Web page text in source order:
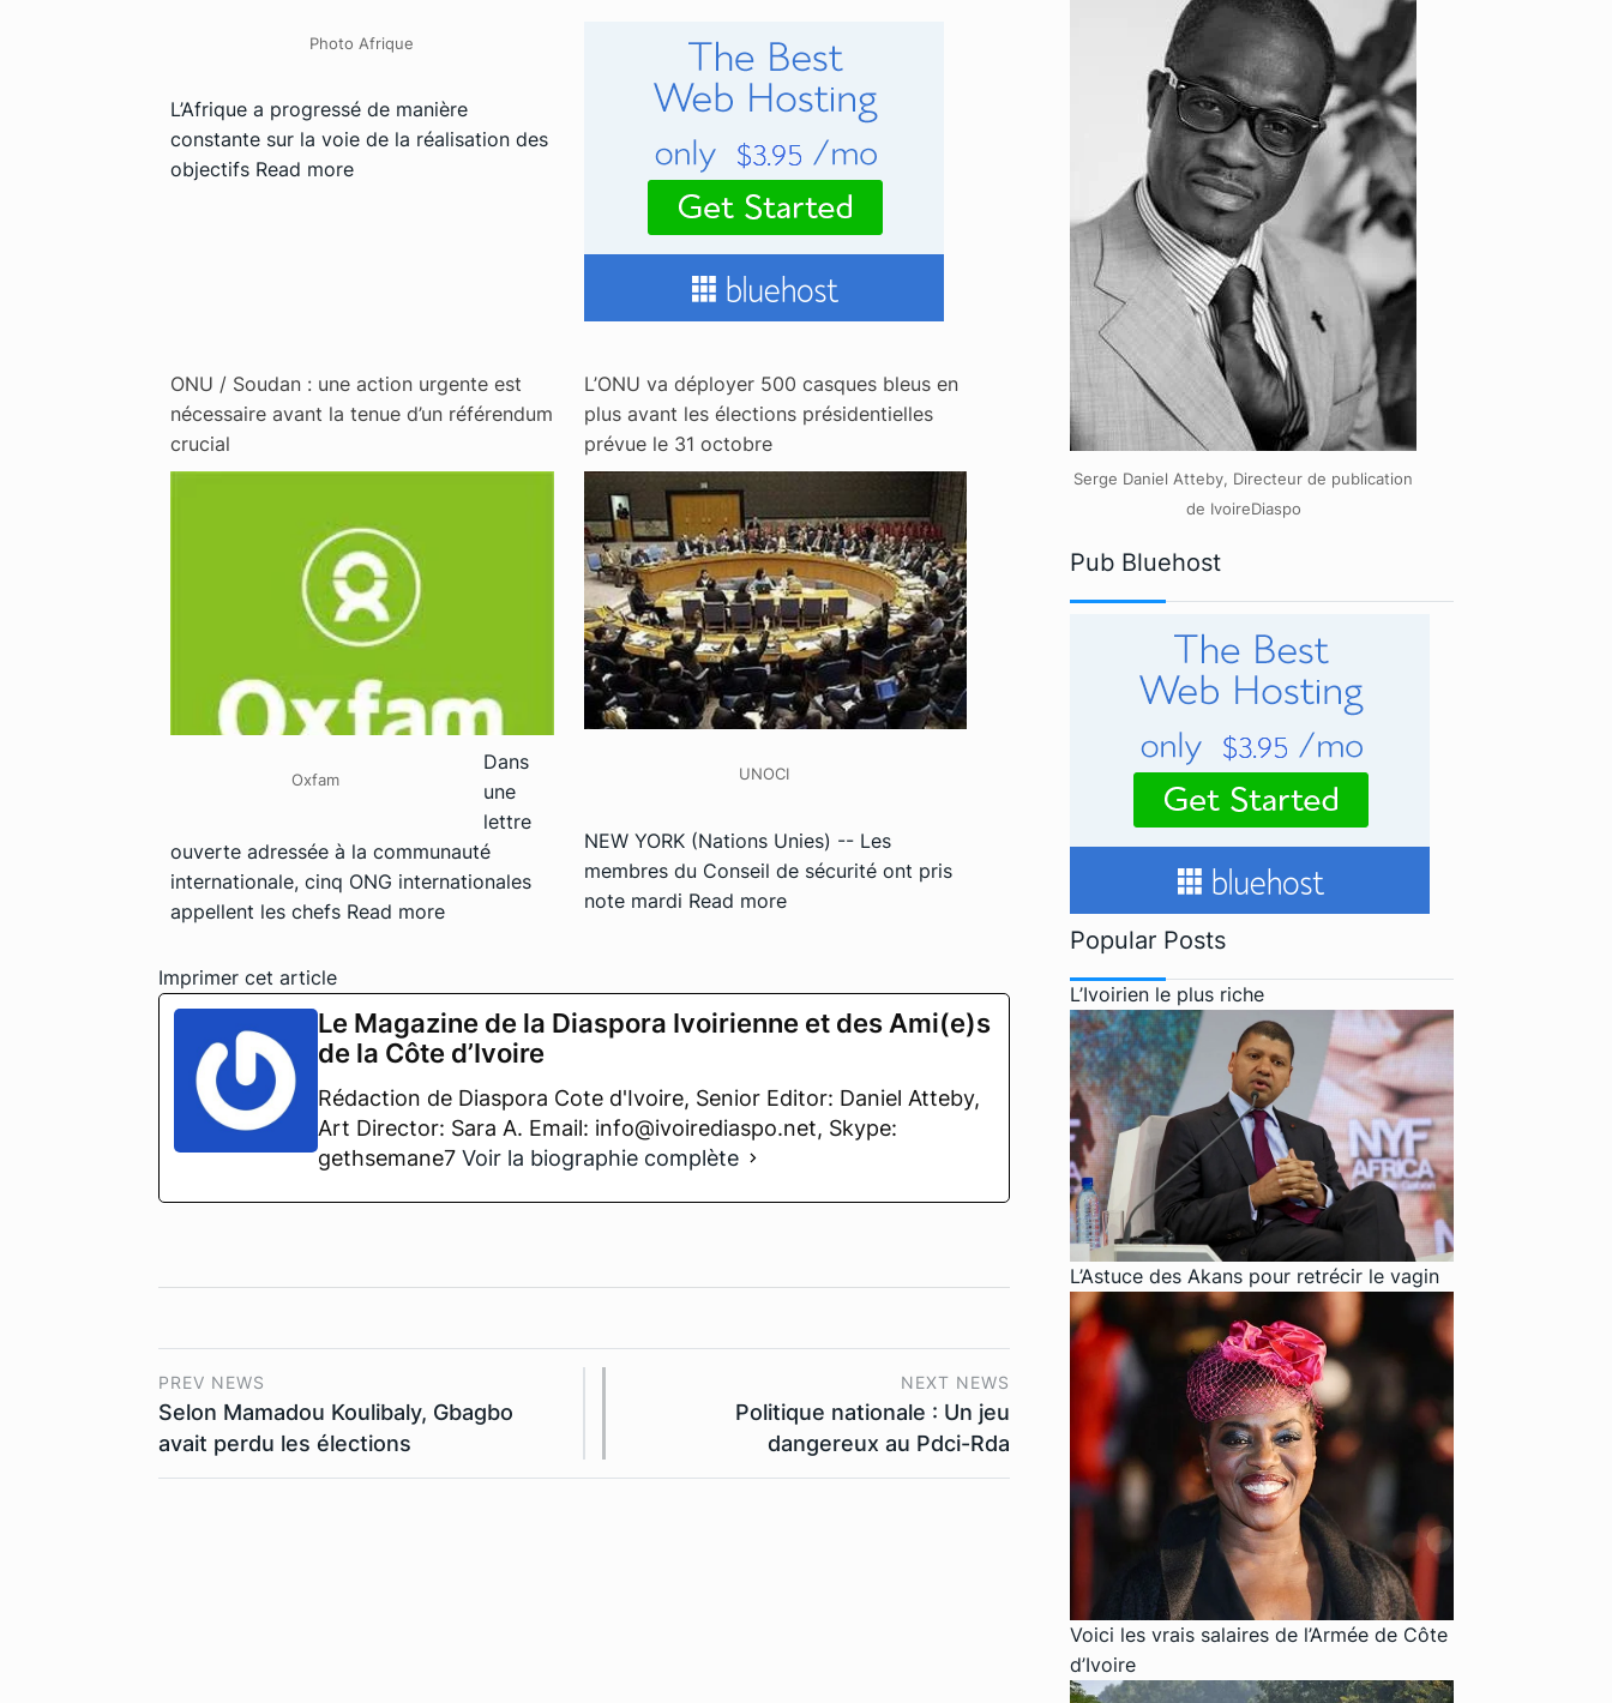
Photo Afrique
L’Afrique a progressé de manière
constante sur la voie de la réalisation des
objectifs Read more
ONU / Soudan : une action urgente est
nécessaire avant la tenue d’un référendum
crucial
Oxfam
Dans
une
lettre
ouverte adressée à la communauté
internationale, cinq ONG internationales
appellent les chefs Read more
L’ONU va déployer 500 casques bleus en
plus avant les élections présidentielles
prévue le 31 octobre
UNOCI
NEW YORK (Nations Unies) -- Les
membres du Conseil de sécurité ont pris
note mardi Read more
Imprimer cet article
Le Magazine de la Diaspora Ivoirienne et des Ami(e)s
de la Côte d’Ivoire
Rédaction de Diaspora Cote d'Ivoire, Senior Editor: Daniel Atteby,
Art Director: Sara A. Email: info@ivoirediaspo.net, Skype:
gethsemane7 Voir la biographie complète
PREV NEWS
Selon Mamadou Koulibaly, Gbagbo
avait perdu les élections
NEXT NEWS
Politique nationale : Un jeu
dangereux au Pdci-Rda
Serge Daniel Atteby, Directeur de publication
de IvoireDiaspo
Pub Bluehost
Popular Posts
L’Ivoirien le plus riche
L’Astuce des Akans pour retrécir le vagin
Voici les vrais salaires de l’Armée de Côte
d’Ivoire